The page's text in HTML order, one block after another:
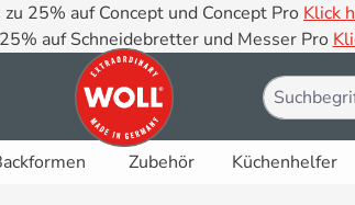
zu 25% auf Concept und Concept Pro Klick
auf Schneidebretter und Messer Pro
Zubehör Küchenhelfer